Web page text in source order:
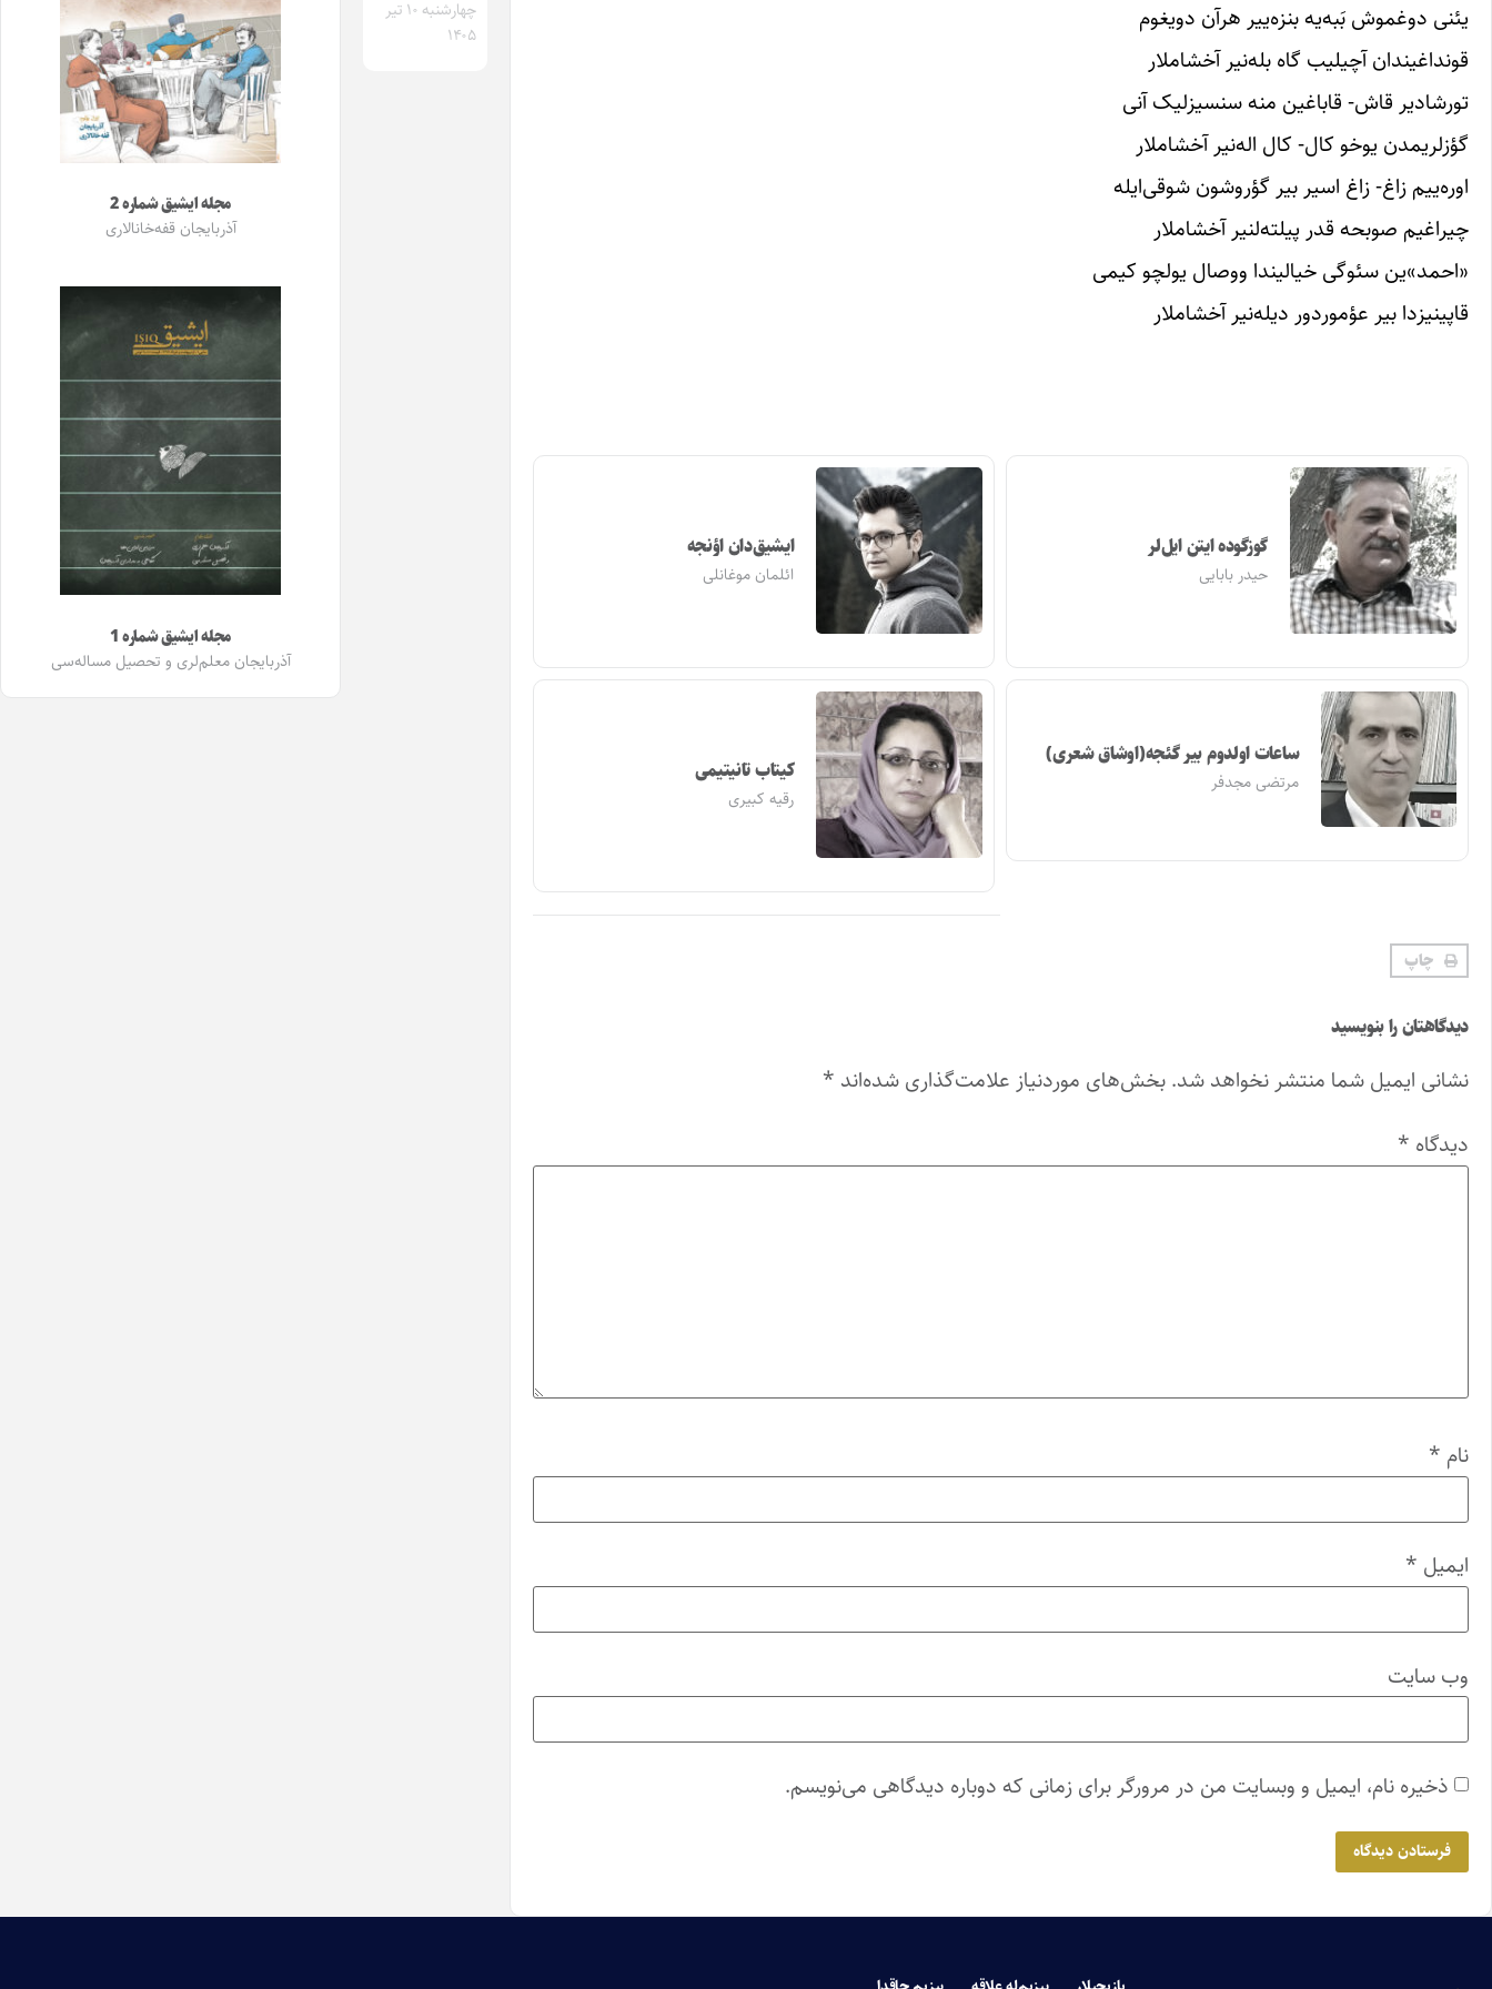
یئنی دوغموش بَبه‌یه بنزه‌ییر هرآن دویغوم
قونداغیندان آچیلیب گاه بله‌نیر آخشاملار
تورشادیر قاش- قاباغین منه سنسیزلیک آنی
گؤزلریمدن یوخو کال- کال اله‌نیر آخشاملار
اوره‌ییم زاغ- زاغ اسیر بیر گؤروشون شوقی‌ایله
چیراغیم صوبحه قدر پیلته‌لنیر آخشاملار
«احمد»ین سئوگی خیالیندا ووصال یولچو کیمی
قاپینیزدا بیر عؤموردور دیله‌نیر آخشاملار
گوزگوده ایتن ایل‌لر
حیدر بابایی
ایشیق‌دان اؤنجه
ائلمان موغانلی
ساعات اولدوم بیر گئجه(اوشاق شعری)
مرتضی مجدفر کیتاب تانیتیمی
رقیه کبیری
چاپ
دیدگاهتان را بنویسید
نشانی ایمیل شما منتشر نخواهد شد. بخش‌های موردنیاز علامت‌گذاری شده‌اند *
دیدگاه *
نام *
ایمیل *
وب‌ سایت
ذخیره نام، ایمیل و وبسایت من در مرورگر برای زمانی که دوباره دیدگاهی می‌نویسم.
چهارشنبه ۱۰ تیر
۱۴۰۵
مجله ایشیق شماره 2
آذربایجان قفه‌خانالاری
مجله ایشیق شماره 1
آذربایجان معلم‌لری و تحصیل مساله‌سی